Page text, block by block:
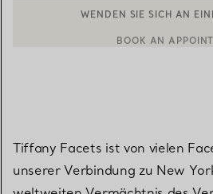
Tiffany Facets ist von vielen
unserer Verbindung zu New